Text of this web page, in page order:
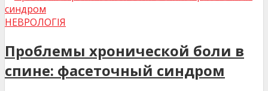
НЕВРОЛОГІЯ
Проблемы хронической боли в
спине: фасеточный синдром